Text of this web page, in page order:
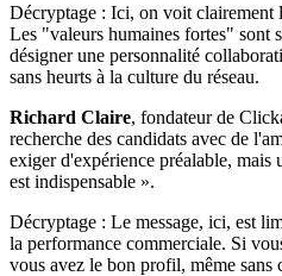
Décryptage : Ici, on voit clairement
Les "valeurs humaines fortes" sont
désigner une personnalité
sans heurts à la culture du réseau.
Richard Claire, fondateur de
recherche des candidats avec de
exiger d'expérience préalable, mais
est indispensable ».
Décryptage : Le message, ici, est
la performance commerciale. Si
vous avez le bon profil, même sans